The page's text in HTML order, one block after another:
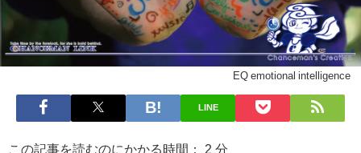
EQ emotional intelligence
LINE
この記事を読むのにかかる時間： 2 分